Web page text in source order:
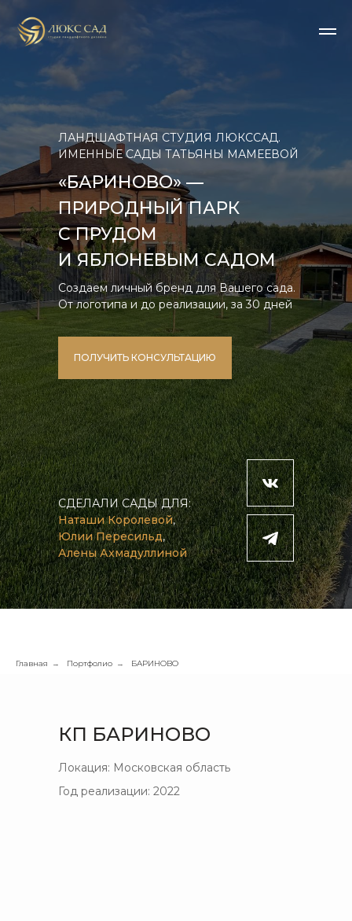
«БАРИНОВО» —
ПРИРОДНЫЙ ПАРК
С ПРУДОМ
И ЯБЛОНЕВЫМ САДОМ
ЛАНДШАФТНАЯ СТУДИЯ ЛЮКССАД.
ИМЕННЫЕ САДЫ ТАТЬЯНЫ МАМЕЕВОЙ
СДЕЛАЛИ САДЫ ДЛЯ:
Наташи Королевой,
Юлии Пересильд,
Алены Ахмадуллиной
ПОЛУЧИТЬ КОНСУЛЬТАЦИЮ
Создаем личный бренд для Вашего сада.
От логотипа и до реализации, за 30 дней
Главная → Портфолио → БАРИНОВО
КП БАРИНОВО
Локация: Московская область
Год реализации: 2022